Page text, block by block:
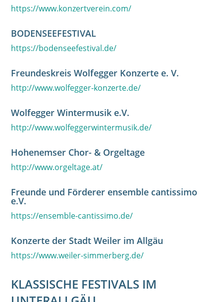
https://www.konzertverein.com/
BODENSEEFESTIVAL
https://bodenseefestival.de/
Freundeskreis Wolfegger Konzerte e. V.
http://www.wolfegger-konzerte.de/
Wolfegger Wintermusik e.V.
http://www.wolfeggerwintermusik.de/
Hohenemser Chor- & Orgeltage
http://www.orgeltage.at/
Freunde und Förderer ensemble cantissimo
e.V.
https://ensemble-cantissimo.de/
Konzerte der Stadt Weiler im Allgäu
https://www.weiler-simmerberg.de/
KLASSISCHE FESTIVALS IM